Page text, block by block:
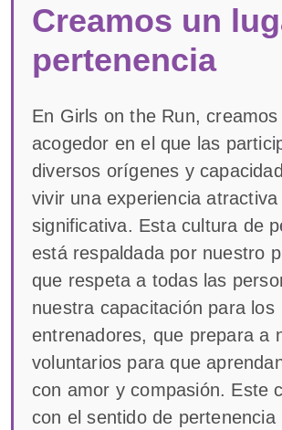
Creamos un
pertenencia
En Girls on the Run,
acogedor en el que las
diversos orígenes y
vivir una experiencia atractiva
significativa. Esta cultura de
está respaldada por nuestro
que respeta a todas las
nuestra capacitación para los
entrenadores, que prepara a
voluntarios para que
con amor y compasión. Este
con el sentido de pertenencia